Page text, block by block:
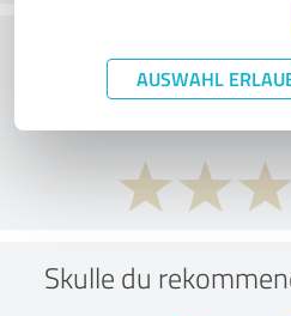
AUSWAHL
What do you
Skulle du